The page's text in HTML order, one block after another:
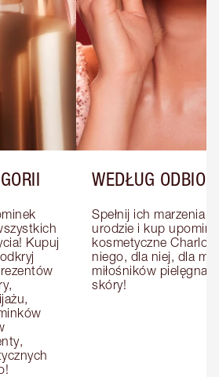
Kupuj
WEDŁUG
Spełnij ich marzenia o
urodzie i kup
kosmetyczne
niego, dla niej, dla
miłośników pielęgnacji
skóry!